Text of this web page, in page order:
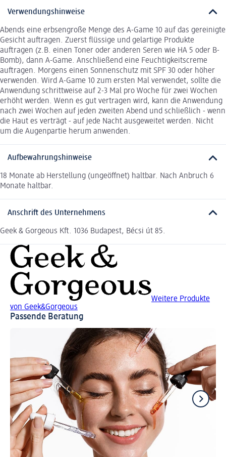
Verwendungshinweise
Abends eine erbsengroße Menge des A-Game 10 auf das gereinigte
Gesicht auftragen. Zuerst flüssige und gelartige Produkte
auftragen (z.B. einen Toner oder anderen Seren wie HA 5 oder B-
Bomb), dann A-Game. Anschließend eine Feuchtigkeitscreme
auftragen. Morgens einen Sonnenschutz mit SPF 30 oder höher
verwenden. Wird A-Game 10 zum ersten Mal verwendet, sollte die
Anwendung schrittweise auf 2-3 Mal pro Woche für zwei Wochen
erhöht werden. Wenn es gut vertragen wird, kann die Anwendung
nach zwei Wochen auf jeden zweiten Abend und schließlich - wenn
die Haut es verträgt - auf jede Nacht ausgeweitet werden. Nicht
um die Augenpartie herum anwenden.
Aufbewahrungshinweise
18 Monate ab Herstellung (ungeöffnet) haltbar. Nach Anbruch 6
Monate haltbar.
Anschrift des Unternehmens
Geek & Gorgeous Kft. 1036 Budapest, Bécsi út 85.
Weitere Produkte
von Geek&Gorgeous
Passende Beratung